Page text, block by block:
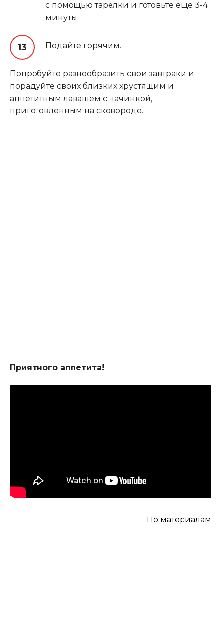
с помощью тарелки и готовьте еще 3-4
минуты.
Подайте горячим.
Попробуйте разнообразить свои завтраки и
порадуйте своих близких хрустящим и
аппетитным лавашем с начинкой,
приготовленным на сковороде.
Приятного аппетита!
По материалам